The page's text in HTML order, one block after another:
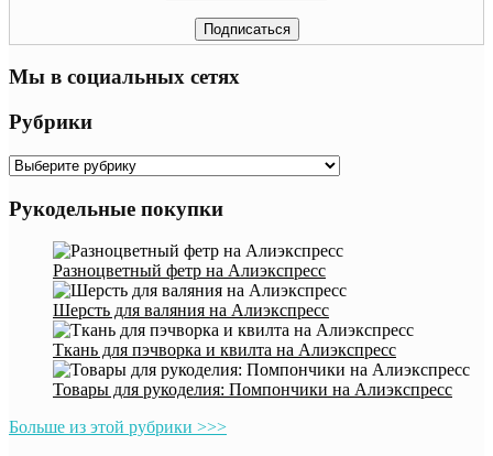
Мы в социальных сетях
Рубрики
Рубрики
Рукодельные покупки
Разноцветный фетр на Алиэкспресс
Шерсть для валяния на Алиэкспресс
Ткань для пэчворка и квилта на Алиэкспресс
Товары для рукоделия: Помпончики на Алиэкспресс
Больше из этой рубрики >>>